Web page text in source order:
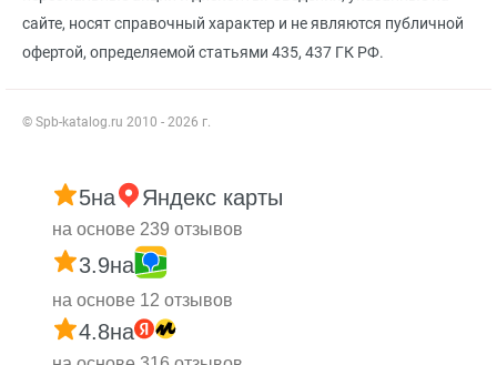
сайте, носят справочный характер и не являются публичной
офертой, определяемой статьями 435, 437 ГК РФ.
© Spb-katalog.ru 2010 - 2026 г.
5на Яндекс карты
на основе 239 отзывов
3.9на
на основе 12 отзывов
4.8на